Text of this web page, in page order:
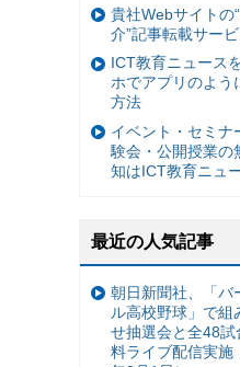
貴社Webサイトの
介”記事転載サー
ICT教育ニュース
ホでアプリのよう
方法
イベント・セミナ
験会・公開授業の
知はICT教育ニュ
最近の人気記事
朝日新聞社、「バ
ル高校野球」で組
せ抽選会と全48試
料ライブ配信実施